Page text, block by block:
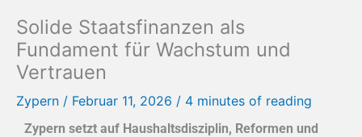
Solide Staatsfinanzen als
Fundament für Wachstum und
Vertrauen
Zypern / Februar 11, 2026 / 4 minutes of reading
Zypern setzt auf Haushaltsdisziplin, Reformen und